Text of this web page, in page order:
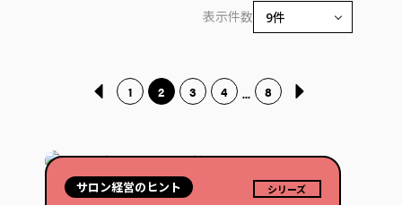
表示件数
1 2 3 4 ... 8
サロン経営のヒント シリーズ